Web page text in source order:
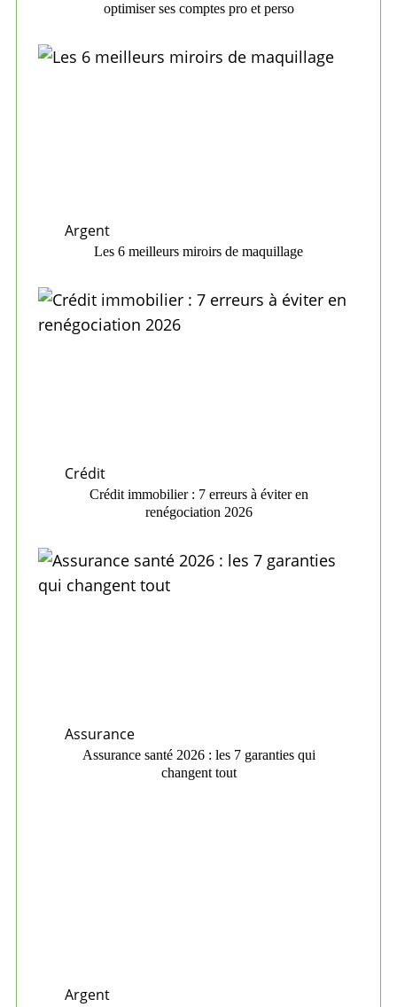
optimiser ses comptes pro et perso
Argent
Les 6 meilleurs miroirs de maquillage
Crédit
Crédit immobilier : 7 erreurs à éviter en
renégociation 2026
Assurance
Assurance santé 2026 : les 7 garanties qui
changent tout
Argent